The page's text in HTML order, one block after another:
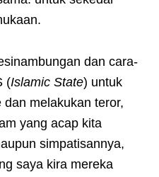
dan cara-
(Islamic State) untuk
melakukan teror,
yang acap kita
simpatisannya,
saya kira mereka